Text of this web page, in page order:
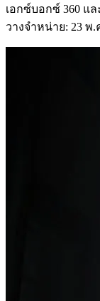
เอกซ์บอกซ์ 360 แ
วางจำหน่าย: 23 พ.